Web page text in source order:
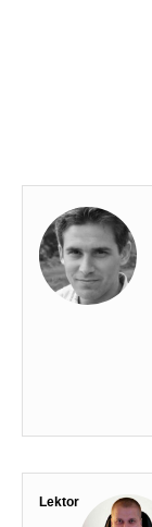
Lektor